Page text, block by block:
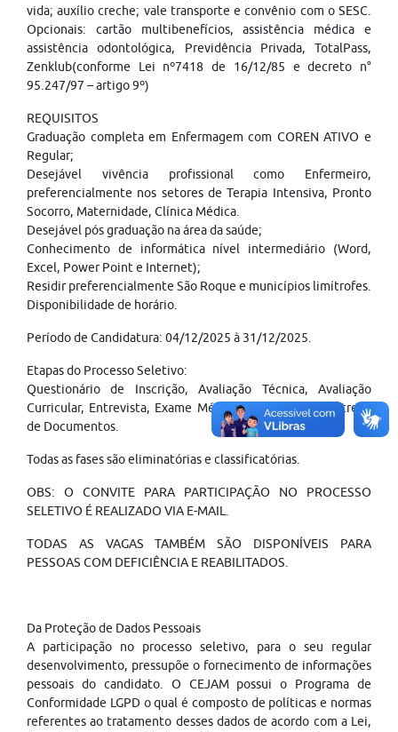
vida; auxílio creche; vale transporte e convênio com o SESC.
Opcionais: cartão multibenefícios, assistência médica e
assistência odontológica, Previdência Privada, TotalPass,
Zenklub(conforme Lei nº7418 de 16/12/85 e decreto n°
95.247/97 – artigo 9º)
REQUISITOS
Graduação completa em Enfermagem com COREN ATIVO e
Regular;
Desejável vivência profissional como Enfermeiro,
preferencialmente nos setores de Terapia Intensiva, Pronto
Socorro, Maternidade, Clínica Médica.
Desejável pós graduação na área da saúde;
Conhecimento de informática nível intermediário (Word,
Excel, Power Point e Internet);
Residir preferencialmente São Roque e municípios limítrofes.
Disponibilidade de horário.
Período de Candidatura: 04/12/2025 à 31/12/2025.
Etapas do Processo Seletivo:
Questionário de Inscrição, Avaliação Técnica, Avaliação
Curricular, Entrevista, Exame Médico Admissional e Entrega
de Documentos.
Todas as fases são eliminatórias e classificatórias.
OBS: O CONVITE PARA PARTICIPAÇÃO NO PROCESSO
SELETIVO É REALIZADO VIA E-MAIL.
TODAS AS VAGAS TAMBÉM SÃO DISPONÍVEIS PARA
PESSOAS COM DEFICIÊNCIA E REABILITADOS.
Da Proteção de Dados Pessoais
A participação no processo seletivo, para o seu regular
desenvolvimento, pressupõe o fornecimento de informações
pessoais do candidato. O CEJAM possui o Programa de
Conformidade LGPD o qual é composto de políticas e normas
referentes ao tratamento desses dados de acordo com a Lei,